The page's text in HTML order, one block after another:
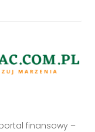
finansowy –